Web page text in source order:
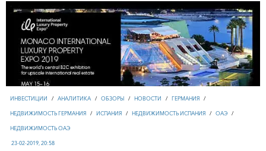
ИНВЕСТИЦИИ / АНАЛИТИКА / ОБЗОРЫ / НОВОСТИ / ГЕРМАНИЯ /
НЕДВИЖИМОСТЬ ГЕРМАНИЯ / ИСПАНИЯ / НЕДВИЖИМОСТЬ ИСПАНИЯ / ОАЭ /
НЕДВИЖИМОСТЬ ОАЭ
23-02-2019, 20:58